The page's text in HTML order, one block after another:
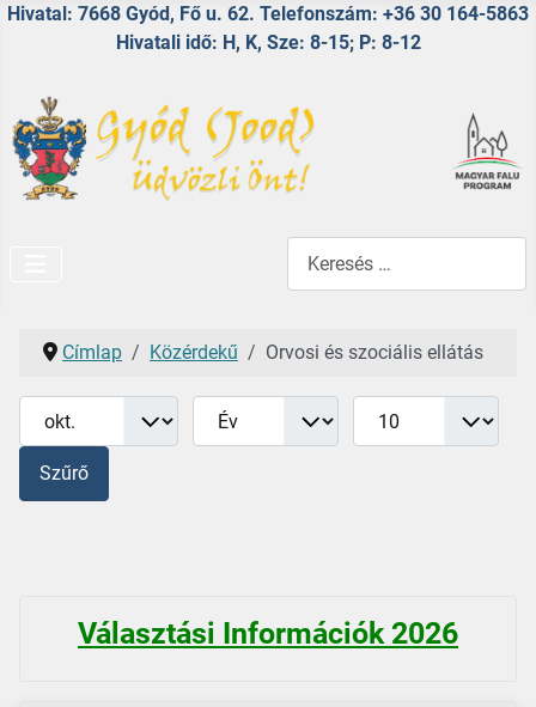
Hivatal: 7668 Gyód, Fő u. 62. Telefonszám: +36 30 164-5863
Hivatali idő: H, K, Sze: 8-15; P: 8-12
Címlap Közérdekű Orvosi és szociális ellátás
Szűrők
Hónap Tételek #
Szűrő
Választási Információk 2026